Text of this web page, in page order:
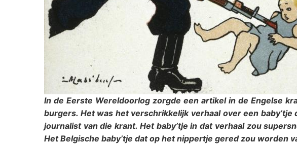
In de Eerste Wereldoorlog zorgde een artikel in de Engelse
burgers. Het was het verschrikkelijk verhaal over een
journalist van die krant. Het baby’tje in dat verhaal zou
Het Belgische baby’tje dat op het nippertje gered zou worden